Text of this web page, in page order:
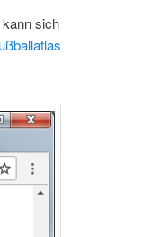
sich